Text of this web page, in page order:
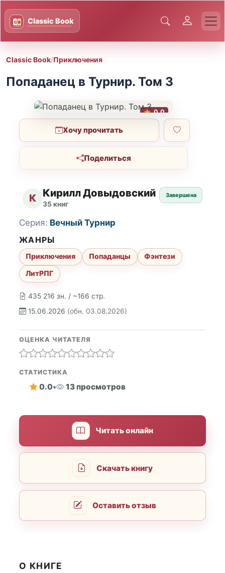
Classic Book/Приключения
Попаданец в Турнир. Том 3
0.0
Хочу прочитать
Поделиться
К Кирилл Довыдовский
35 книг
Завершена
435 216 зн. / ~166 стр.
15.06.2026 (обн. 03.08.2026)
Серия: Вечный Турнир
ЖАНРЫ
Приключения Попаданцы
Фэнтези
ЛитРПГ
ОЦЕНКА ЧИТАТЕЛЯ
СТАТИСТИКА
0.0• 13 просмотров
Читать онлайн
Скачать книгу
Оставить отзыв
О КНИГЕ